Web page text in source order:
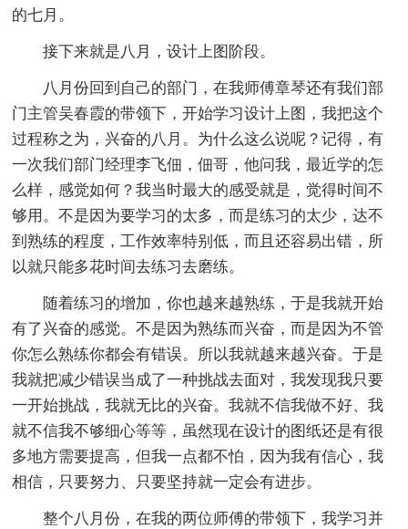
的七月。
接下来就是八月，设计上图阶段。
八月份回到自己的部门，在我师傅章琴还有我们部
门主管吴春霞的带领下，开始学习设计上图，我把这个
过程称之为，兴奋的八月。为什么这么说呢？记得，有
一次我们部门经理李飞佃，佃哥，他问我，最近学的怎
么样，感觉如何？我当时最大的感受就是，觉得时间不
够用。不是因为要学习的太多，而是练习的太少，达不
到熟练的程度，工作效率特别低，而且还容易出错，所
以就只能多花时间去练习去磨练。
随着练习的增加，你也越来越熟练，于是我就开始
有了兴奋的感觉。不是因为熟练而兴奋，而是因为不管
你怎么熟练你都会有错误。所以我就越来越兴奋。于是
我就把减少错误当成了一种挑战去面对，我发现我只要
一开始挑战，我就无比的兴奋。我就不信我做不好、我
就不信我不够细心等等，虽然现在设计的图纸还是有很
多地方需要提高，但我一点都不怕，因为我有信心，我
相信，只要努力、只要坚持就一定会有进步。
整个八月份，在我的两位师傅的带领下，我学习并